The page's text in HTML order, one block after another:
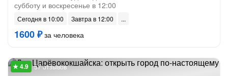
субботу и воскресенье в 12:00
Сегодня в 10:00 Завтра в 12:00
1600 ₽за человека
57 отзывов